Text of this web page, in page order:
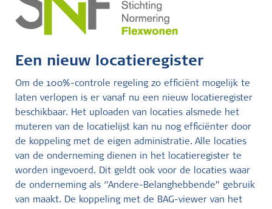
Een nieuw locatieregister
Om de 100%-controle regeling zo efficiënt mogelijk te
laten verlopen is er vanaf nu een nieuw locatieregister
beschikbaar. Het uploaden van locaties alsmede het
muteren van de locatielijst kan nu nog efficiënter door
de koppeling met de eigen administratie. Alle locaties
van de onderneming dienen in het locatieregister te
worden ingevoerd. Dit geldt ook voor de locaties waar
de onderneming als ‘’Andere-Belanghebbende’’ gebruik
van maakt. De koppeling met de BAG-viewer van het